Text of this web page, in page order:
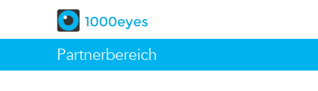
Partnerbereich